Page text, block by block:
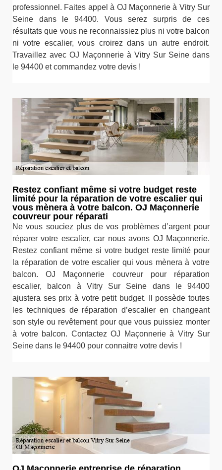
professionnel. Faites appel à OJ Maçonnerie à Vitry Sur
Seine dans le 94400. Vous serez surpris de ces
résultats que vous ne reconnaissiez plus ni votre balcon
ni votre escalier, vous croirez dans un autre endroit.
Travaillez avec OJ Maçonnerie à Vitry Sur Seine dans
le 94400 et commandez votre devis !
Restez confiant même si votre budget reste
limité pour la réparation de votre escalier qui
vous mènera à votre balcon. OJ Maçonnerie
couvreur pour réparati
Ne vous souciez plus de vos problèmes d’argent pour
réparer votre escalier, car nous avons OJ Maçonnerie.
Restez confiant même si votre budget reste limité pour
la réparation de votre escalier qui vous mènera à votre
balcon. OJ Maçonnerie couvreur pour réparation
escalier, balcon à Vitry Sur Seine dans le 94400
ajustera ses prix à votre petit budget. Il possède toutes
les techniques de réparation d’escalier en changeant
son style ou revêtement pour que vous puissiez monter
à votre balcon. Contactez OJ Maçonnerie à Vitry Sur
Seine dans le 94400 pour connaitre votre devis !